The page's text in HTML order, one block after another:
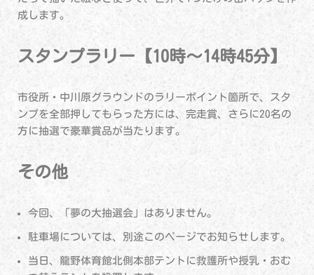
成します。
スタンプラリー【10時～14時45分】
市役所・中川原グラウンドのラリーポイント箇所で、スタ
ンプを全部押してもらった方には、完走賞、さらに20名の
方に抽選で豪華賞品が当たります。
その他
今回、「夢の大抽選会」はありません。
駐車場については、別途このページでお知らせします。
当日、龍野体育館北側本部テントに救護所や授乳・おむ